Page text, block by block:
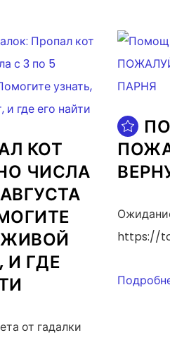
КОТ
ЧИСЛА
ЖИВОЙ
И ГДЕ
от гадалки
https://